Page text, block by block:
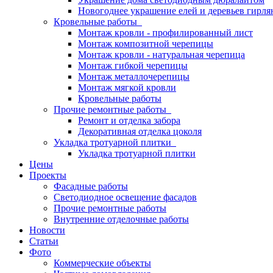
Новогоднее украшение елей и деревьев
Кровельные работы
Монтаж кровли - профилированный лист
Монтаж композитной черепицы
Монтаж кровли - натуральная черепица
Монтаж гибкой черепицы
Монтаж металлочерепицы
Монтаж мягкой кровли
Кровельные работы
Прочие ремонтные работы
Ремонт и отделка забора
Декоративная отделка цоколя
Укладка тротуарной плитки
Укладка тротуарной плитки
Цены
Проекты
Фасадные работы
Светодиодное освещение фасадов
Прочие ремонтные работы
Внутренние отделочные работы
Новости
Статьи
Фото
Коммерческие объекты